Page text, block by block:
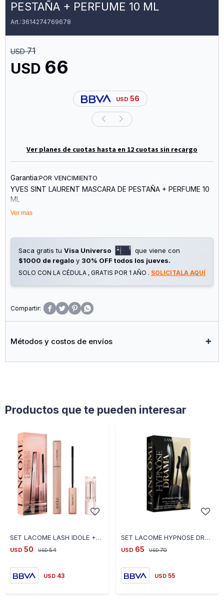
PESTAÑA + PERFUME 10 ML
3614274769678
USD 66
USD 71
USD 56
Ver planes de cuotas hasta en 12 cuotas sin recargo
Garantia:POR VENCIMIENTO
YVES SINT LAURENT MASCARA DE PESTAÑA + PERFUME 10
ML
Ver mas
Saca gratis tu Visa Universo
que viene con
$1000 de regalo y 30% OFF todos los jueves.
SOLO CON LA CÉDULA , GRATIS POR 1 AÑO . SOLICITALA AQUÍ
   
Métodos y costos de envíos
Productos que te pueden interesar
SET LACOME LASH IDOLE + FLUTER EXT
USD 50 USD 54
USD 43
SET LACOME HYPNOSE DRAMA MASCARA VOLUMEN
USD 65 USD 70
USD 55